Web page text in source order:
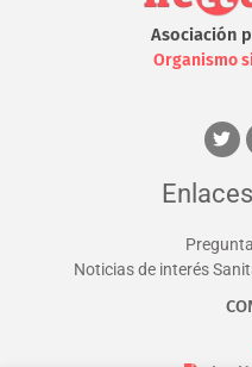
Asociación
Organismo
Noticias de interés